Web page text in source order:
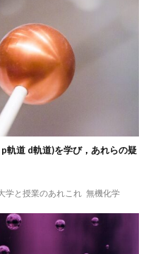
軌道 d軌道)を学び，あれらの疑
学と授業のあれこれ 無機化学